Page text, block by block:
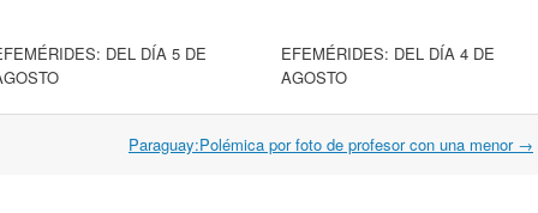
DEL DÍA 5 DE
EFEMÉRIDES: DEL DÍA 4 DE
AGOSTO
Paraguay:Polémica por foto de profesor con una menor →